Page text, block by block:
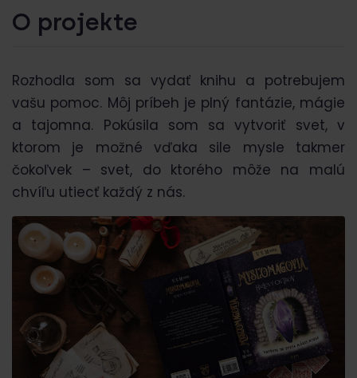
O projekte
Rozhodla som sa vydať knihu a potrebujem
vašu pomoc. Môj príbeh je plný fantázie, mágie
a tajomna. Pokúsila som sa vytvoriť svet, v
ktorom je možné vďaka sile mysle takmer
čokoľvek – svet, do ktorého môže na malú
chvíľu utiecť každý z nás.